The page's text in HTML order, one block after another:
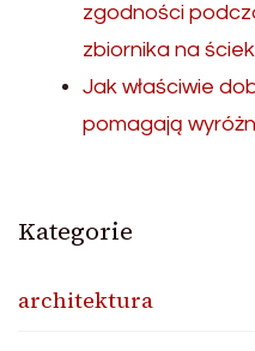
zgodności
zbiornika na
Jak właściwie
pomagają
Kategorie
architektura